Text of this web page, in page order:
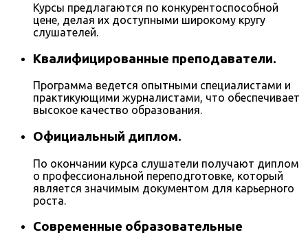
Курсы предлагаются по конкурентоспособной
цене, делая их доступными широкому кругу
слушателей.
Квалифицированные преподаватели.
Программа ведется опытными специалистами и
практикующими журналистами, что обеспечивает
высокое качество образования.
Официальный диплом.
По окончании курса слушатели получают диплом
о профессиональной переподготовке, который
является значимым документом для карьерного
роста.
Современные образовательные